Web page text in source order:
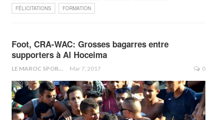
FÉLICITATIONS
FORMATION
Foot, CRA-WAC: Grosses bagarres entre
supporters à Al Hoceima
LE MAROC SPORTIF Mar 7, 2017 0